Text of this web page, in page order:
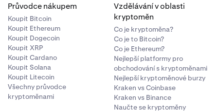
Průvodce nákupem
Koupit Bitcoin
Koupit Ethereum
Koupit Dogecoin
Koupit XRP
Koupit Cardano
Koupit Solana
Koupit Litecoin
Všechny průvodce
kryptoměnami
Vzdělávání v oblasti
kryptoměn
Co je kryptoměna?
Co je to Bitcoin?
Co je Ethereum?
Nejlepší platformy pro
obchodování s kryptoměnami
Nejlepší kryptoměnové burzy
Kraken vs Coinbase
Kraken vs Binance
Naučte se kryptoměny